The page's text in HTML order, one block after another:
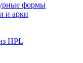
формы
и арки
HPL